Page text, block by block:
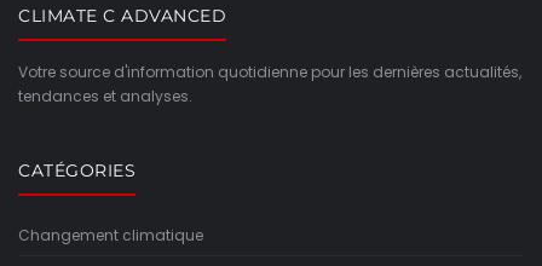
CLIMATE C ADVANCED
Votre source d'information quotidienne pour les dernières actualités,
tendances et analyses.
CATÉGORIES
Changement climatique